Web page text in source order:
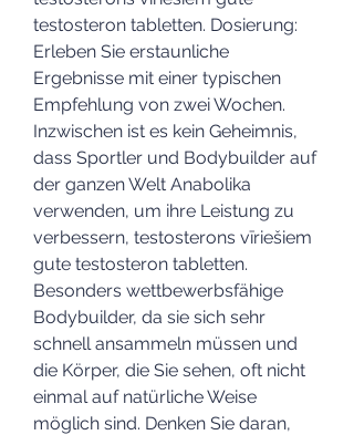
testosteron tabletten. Dosierung:
Erleben Sie erstaunliche
Ergebnisse mit einer typischen
Empfehlung von zwei Wochen.
Inzwischen ist es kein Geheimnis,
dass Sportler und Bodybuilder auf
der ganzen Welt Anabolika
verwenden, um ihre Leistung zu
verbessern, testosterons vīriešiem
gute testosteron tabletten.
Besonders wettbewerbsfähige
Bodybuilder, da sie sich sehr
schnell ansammeln müssen und
die Körper, die Sie sehen, oft nicht
einmal auf natürliche Weise
möglich sind. Denken Sie daran,